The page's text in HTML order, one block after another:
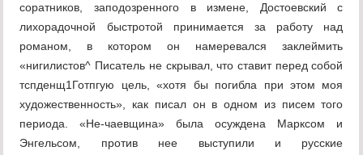
соратников, заподозренного в измене, Достоевский с
лихорадочной быстротой принимается за работу над
романом, в котором он намеревался заклеймить
«нигилистов^ Писатель не скрывал, что ставит перед собой
тспденщ1Готпгую цель, «хотя бы погибла при этом моя
художественность», как писал он в одном из писем того
периода. «Не-чаевщина» была осуждена Марксом и
Энгельсом, против нее выступили и русские